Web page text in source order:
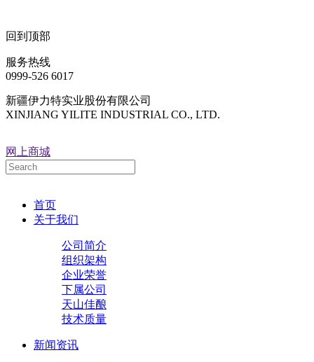
回到顶部
服务热线
0999-526 6017
新疆伊力特实业股份有限公司
XINJIANG YILITE INDUSTRIAL CO., LTD.
网上商城
首页
关于我们
公司简介
组织架构
企业荣誉
下属公司
天山佳酿
技术质量
新闻资讯